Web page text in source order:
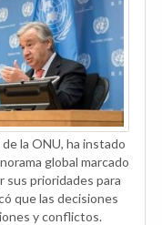
la ONU, ha instado
global marcado
sus prioridades para
que las decisiones
y conflictos.